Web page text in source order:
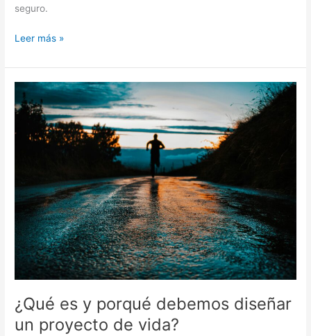
seguro.
Leer más »
¿Qué es y porqué debemos diseñar
un proyecto de vida?
¿Qué
es
porqué
un
proyecto
vida?